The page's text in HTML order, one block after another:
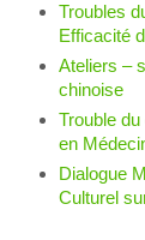
Troubles
Efficacité
Ateliers –
chinoise
Trouble du
en
Dialogue
Culturel